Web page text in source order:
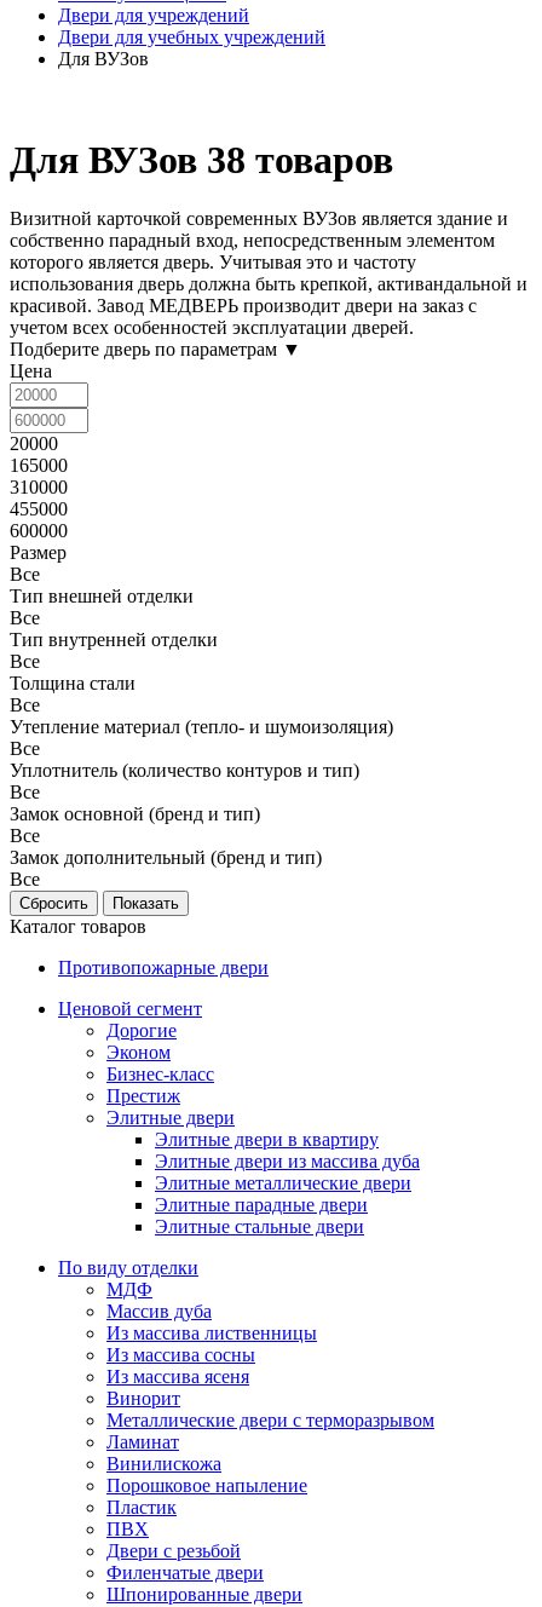
Двери для учреждений
Двери для учебных учреждений
Для ВУЗов
Для ВУЗов 38 товаров
Визитной карточкой современных ВУЗов является здание и
собственно парадный вход, непосредственным элементом
которого является дверь. Учитывая это и частоту
использования дверь должна быть крепкой, активандальной и
красивой. Завод МЕДВЕРЬ производит двери на заказ с
учетом всех особенностей эксплуатации дверей.
Подберите дверь по параметрам ▼
Цена
20000
165000
310000
455000
600000
Размер
Все
Тип внешней отделки
Все
Тип внутренней отделки
Все
Толщина стали
Все
Утепление материал (тепло- и шумоизоляция)
Все
Уплотнитель (количество контуров и тип)
Все
Замок основной (бренд и тип)
Все
Замок дополнительный (бренд и тип)
Все
Каталог товаров
Противопожарные двери
Ценовой сегмент
Дорогие
Эконом
Бизнес-класс
Престиж
Элитные двери
Элитные двери в квартиру
Элитные двери из массива дуба
Элитные металлические двери
Элитные парадные двери
Элитные стальные двери
По виду отделки
МДФ
Массив дуба
Из массива лиственницы
Из массива сосны
Из массива ясеня
Винорит
Металлические двери с терморазрывом
Ламинат
Винилискожа
Порошковое напыление
Пластик
ПВХ
Двери с резьбой
Филенчатые двери
Шпонированные двери